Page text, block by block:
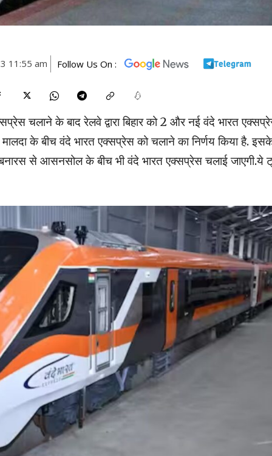
11:55 am Follow Us On :
चलाने के बाद रेलवे द्वारा बिहार को 2 और नई वंदे भारत
के बीच वंदे भारत एक्सप्रेस को चलाने का निर्णय किया है.
से आसनसोल के बीच भी वंदे भारत एक्सप्रेस चलाई जाएगी.ये